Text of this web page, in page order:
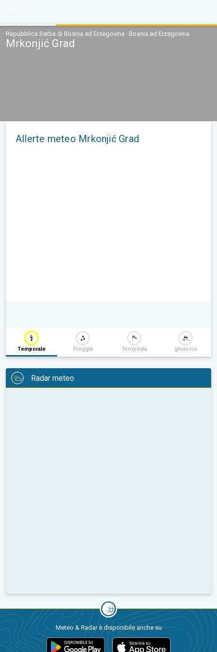
Repubblica Serba di Bosnia ed Erzegovina · Bosnia ed Erzegovina
Mrkonjić Grad
Allerte meteo Mrkonjić Grad
Temporale Pioggia Tempesta ghiaccio
Radar meteo
Meteo & Radar è disponibile anche su